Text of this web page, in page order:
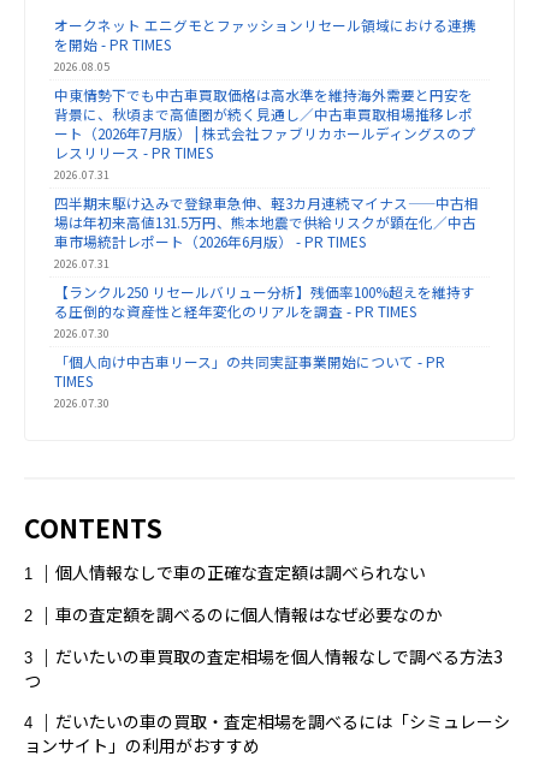
オークネット エニグモとファッションリセール領域における連携
を開始 - PR TIMES
2026.08.05
中東情勢下でも中古車買取価格は高水準を維持海外需要と円安を
背景に、秋頃まで高値圏が続く見通し／中古車買取相場推移レポ
ート（2026年7月版） | 株式会社ファブリカホールディングスのプ
レスリリース - PR TIMES
2026.07.31
四半期末駆け込みで登録車急伸、軽3カ月連続マイナス——中古相
場は年初来高値131.5万円、熊本地震で供給リスクが顕在化／中古
車市場統計レポート（2026年6月版） - PR TIMES
2026.07.31
【ランクル250 リセールバリュー分析】残価率100%超えを維持す
る圧倒的な資産性と経年変化のリアルを調査 - PR TIMES
2026.07.30
「個人向け中古車リース」の共同実証事業開始について - PR
TIMES
2026.07.30
CONTENTS
個人情報なしで車の正確な査定額は調べられない
車の査定額を調べるのに個人情報はなぜ必要なのか
だいたいの車買取の査定相場を個人情報なしで調べる方法3
つ
だいたいの車の買取・査定相場を調べるには「シミュレーシ
ョンサイト」の利用がおすすめ
パーソナルトレーニングペア
プログラミングスクール ペア割
ホワイトニング
ママ向け マンション売却 メンズ全身脱毛
メンズ医療脱毛 メンズ脱毛
メンズ脱毛おすすめ 一括査定
中古車リース
口コミ 合宿免許
土地一括査定 土地査定おすすめ 大阪
学生パーソナルジム